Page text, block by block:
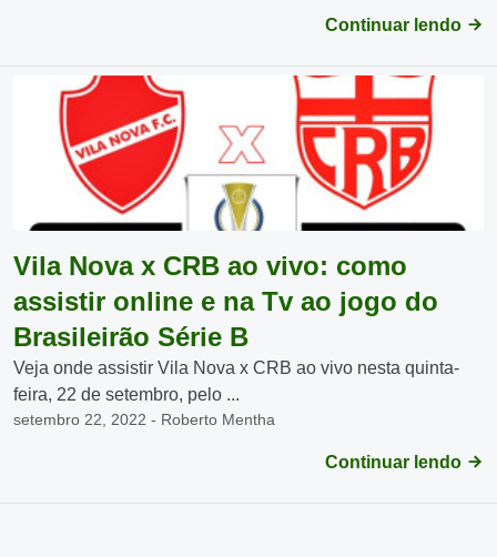
Continuar lendo
Vila Nova x CRB ao vivo: como
assistir online e na Tv ao jogo do
Brasileirão Série B
Veja onde assistir Vila Nova x CRB ao vivo nesta quinta-
feira, 22 de setembro, pelo ...
setembro 22, 2022 - Roberto Mentha
Continuar lendo